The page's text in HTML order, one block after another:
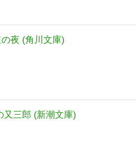
夜 (角川文庫)
又三郎 (新潮文庫)